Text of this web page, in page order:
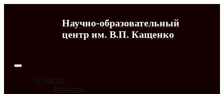
Научно-образовательный
центр им. В.П. Кащенко
О центре
Новости